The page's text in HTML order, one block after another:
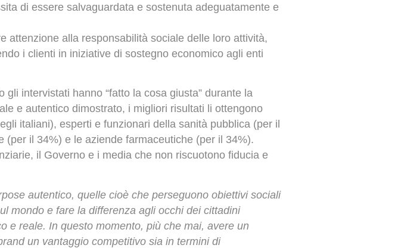
di essere salvaguardata e sostenuta adeguatamente e
attenzione alla responsabilità sociale delle loro attività,
i clienti in iniziative di sostegno economico agli enti
intervistati hanno “fatto la cosa giusta” durante la
e autentico dimostrato, i migliori risultati li ottengono
italiani), esperti e funzionari della sanità pubblica (per il
il 34%) e le aziende farmaceutiche (per il 34%).
il Governo e i media che non riscuotono fiducia e
autentico, quelle cioè che perseguono obiettivi sociali
mondo e fare la differenza agli occhi dei cittadini
e reale. In questo momento, più che mai, avere un
un vantaggio competitivo sia in termini di